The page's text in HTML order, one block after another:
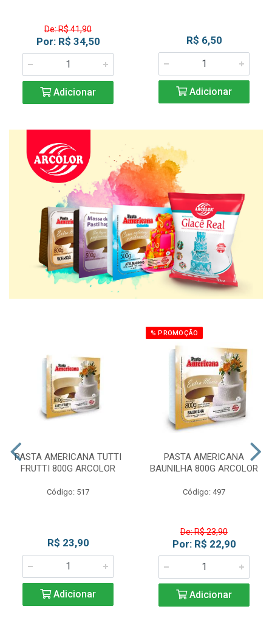
De: R$ 41,90
Por: R$ 34,50
Adicionar
R$ 6,50
Adicionar
PASTA AMERICANA TUTTI
FRUTTI 800G ARCOLOR
Código: 517
R$ 23,90
Adicionar
% PROMOÇÃO
PASTA AMERICANA
BAUNILHA 800G ARCOLOR
Código: 497
De: R$ 23,90
Por: R$ 22,90
Adicionar